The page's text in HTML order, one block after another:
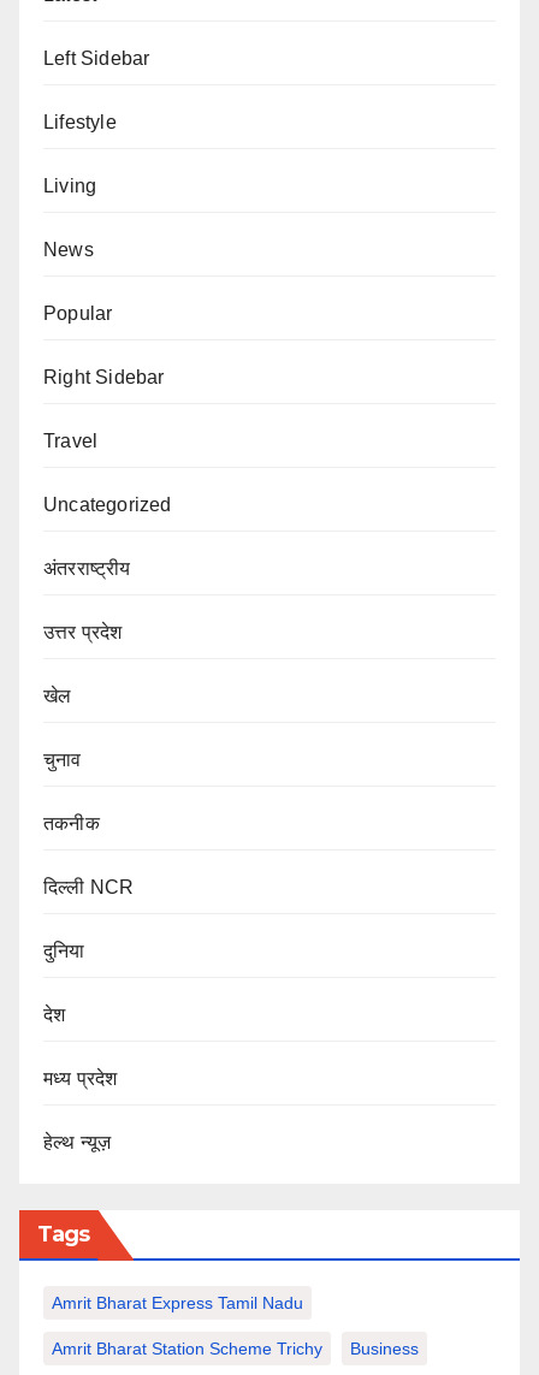
Left Sidebar
Lifestyle
Living
News
Popular
Right Sidebar
Travel
Uncategorized
अंतरराष्ट्रीय
उत्तर प्रदेश
खेल
चुनाव
तकनीक
दिल्ली NCR
दुनिया
देश
मध्य प्रदेश
हेल्थ न्यूज़
Tags
Amrit Bharat Express Tamil Nadu
Amrit Bharat Station Scheme Trichy Business